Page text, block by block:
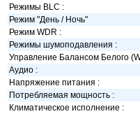
Режимы BLC :
Режим "День / Ночь"
Режим WDR :
Режимы шумоподавления :
Управление Балансом Белого
Аудио :
Напряжение питания :
Потребляемая мощность :
Климатическое исполнение :